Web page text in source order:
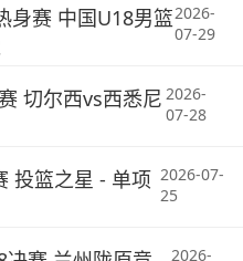
身赛 中国U18男篮2026-
07-29
切尔西vs西悉尼 2026-
07-28
投篮之星 - 单项 2026-07-
25
2026-